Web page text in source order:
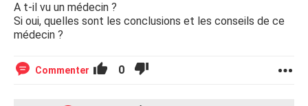
A t-il vu un médecin ?
Si oui, quelles sont les conclusions et les conseils de ce
médecin ?
Commenter 0